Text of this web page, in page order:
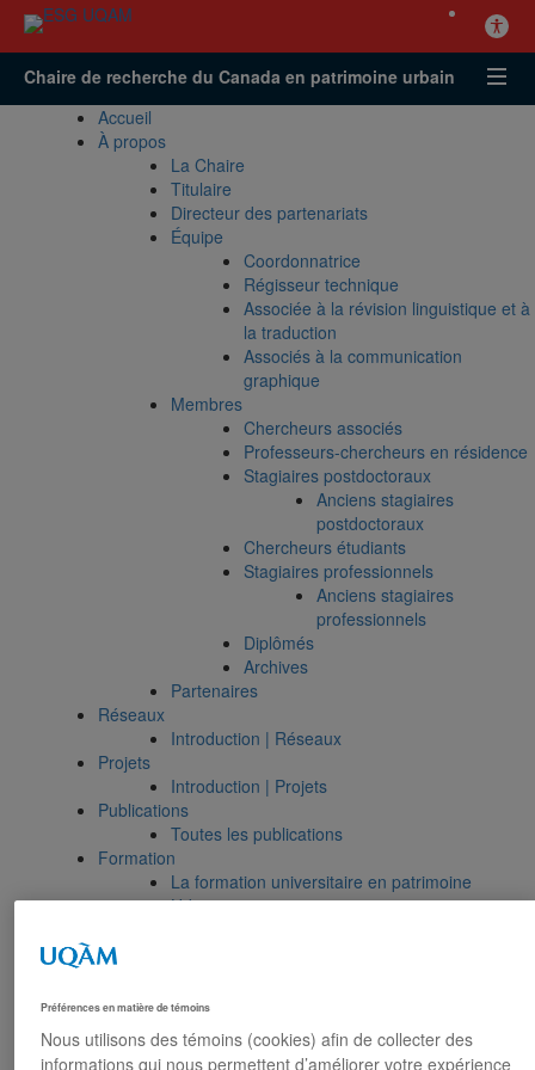
Chaire de recherche du Canada en patrimoine urbain
Accueil
À propos
La Chaire
Titulaire
Directeur des partenariats
Équipe
Coordonnatrice
Régisseur technique
Associée à la révision linguistique et à
la traduction
Associés à la communication
graphique
Membres
Chercheurs associés
Professeurs-chercheurs en résidence
Stagiaires postdoctoraux
Anciens stagiaires
postdoctoraux
Chercheurs étudiants
Stagiaires professionnels
Anciens stagiaires
professionnels
Diplômés
Archives
Partenaires
Réseaux
Introduction | Réseaux
Projets
Introduction | Projets
Publications
Toutes les publications
Formation
La formation universitaire en patrimoine
Urbanisme
EUR8216 – Méthodes d’analyse du
Préférences en matière de témoins
Nous utilisons des témoins (cookies) afin de collecter des
informations qui nous permettent d’améliorer votre expérience